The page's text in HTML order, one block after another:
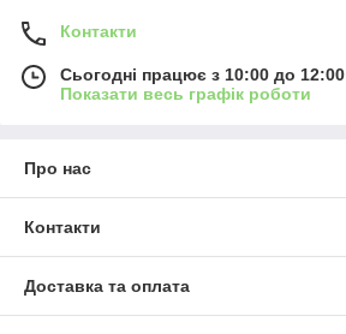
Контакти
Сьогодні працює з 10:00 до 12:00
Показати весь графік роботи
Про нас
Контакти
Доставка та оплата